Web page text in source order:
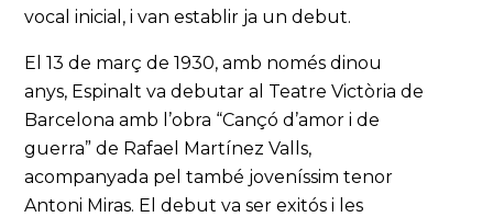
vocal inicial, i van establir ja un debut.
El 13 de març de 1930, amb només dinou
anys, Espinalt va debutar al Teatre Victòria de
Barcelona amb l’obra “Cançó d’amor i de
guerra” de Rafael Martínez Valls,
acompanyada pel també joveníssim tenor
Antoni Miras. El debut va ser exitós i les